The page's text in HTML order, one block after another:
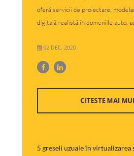
oferă servicii de proiectare,
digitală realistă în domeniile auto,
02 DEC, 2020
CITESTE MAI
5 greseli uzuale în virtualizarea